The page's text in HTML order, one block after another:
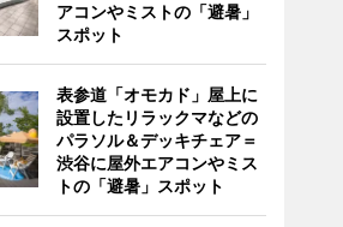
アコンやミストの「避暑」
スポット
表参道「オモカド」屋上に
設置したリラックマなどの
パラソル＆デッキチェア＝
渋谷に屋外エアコンやミス
トの「避暑」スポット